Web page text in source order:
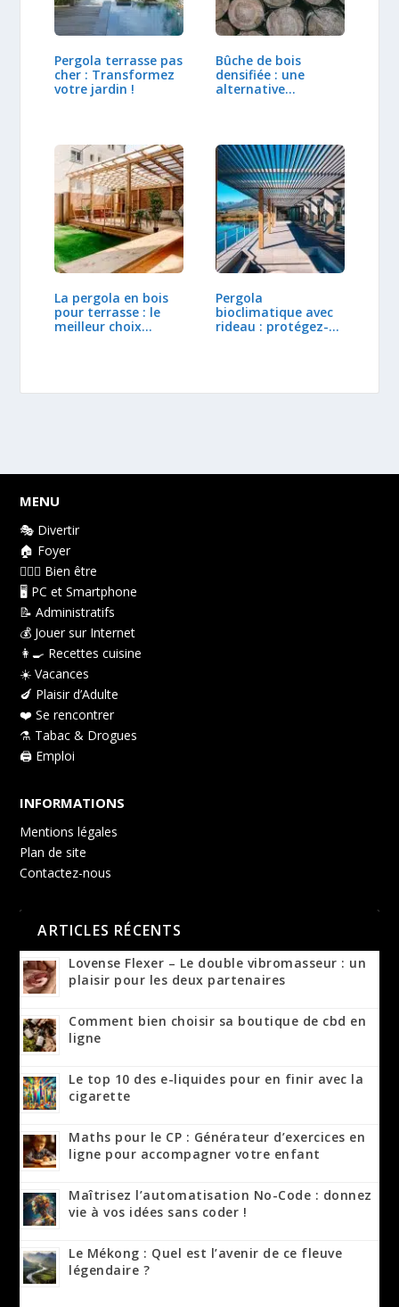
Pergola terrasse pas
cher : Transformez
votre jardin !
Bûche de bois
densifiée : une
alternative…
La pergola en bois
pour terrasse : le
meilleur choix…
Pergola
bioclimatique avec
rideau : protégez-
MENU
🎭 Divertir
🏠 Foyer
👩🏻‍⚕️ Bien être
🖥️ PC et Smartphone
📝 Administratifs
💰 Jouer sur Internet
👩‍🍳 Recettes cuisine
☀️ Vacances
🍆 Plaisir d’Adulte
❤️ Se rencontrer
⚗️ Tabac & Drogues
🖨️ Emploi
INFORMATIONS
Mentions légales
Plan de site
Contactez-nous
ARTICLES RÉCENTS
Lovense Flexer – Le double vibromasseur : un
plaisir pour les deux partenaires
Comment bien choisir sa boutique de cbd en
ligne
Le top 10 des e-liquides pour en finir avec la
cigarette
Maths pour le CP : Générateur d’exercices en
ligne pour accompagner votre enfant
Maîtrisez l’automatisation No-Code : donnez
vie à vos idées sans coder !
Le Mékong : Quel est l’avenir de ce fleuve
légendaire ?